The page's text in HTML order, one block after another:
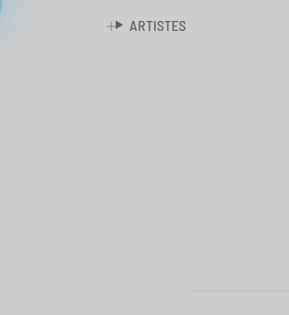
ARTISTES